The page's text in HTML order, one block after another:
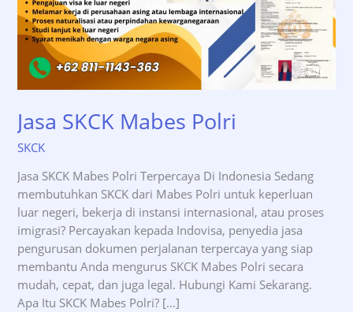
Jasa SKCK Mabes Polri
SKCK
Jasa SKCK Mabes Polri Terpercaya Di Indonesia Sedang
membutuhkan SKCK dari Mabes Polri untuk keperluan
luar negeri, bekerja di instansi internasional, atau proses
imigrasi? Percayakan kepada Indovisa, penyedia jasa
pengurusan dokumen perjalanan terpercaya yang siap
membantu Anda mengurus SKCK Mabes Polri secara
mudah, cepat, dan juga legal. Hubungi Kami Sekarang.
Apa Itu SKCK Mabes Polri? […]